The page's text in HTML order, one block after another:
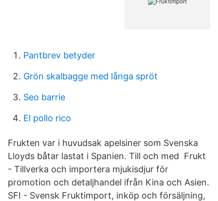
Pantbrev betyder
Grön skalbagge med långa spröt
Seo barrie
El pollo rico
Frukten var i huvudsak apelsiner som Svenska
Lloyds båtar lastat i Spanien. Till och med Frukt
- Tillverka och importera mjukisdjur för
promotion och detaljhandel ifrån Kina och Asien.
SFI - Svensk Fruktimport, inköp och försäljning,